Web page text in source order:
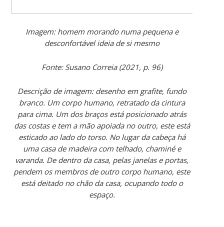
Imagem: homem morando numa pequena e
desconfortável ideia de si mesmo
Fonte: Susano Correia (2021, p. 96)
Descrição de imagem: desenho em grafite, fundo
branco. Um corpo humano, retratado da cintura
para cima. Um dos braços está posicionado atrás
das costas e tem a mão apoiada no outro, este está
esticado ao lado do torso. No lugar da cabeça há
uma casa de madeira com telhado, chaminé e
varanda. De dentro da casa, pelas janelas e portas,
pendem os membros de outro corpo humano, este
está deitado no chão da casa, ocupando todo o
espaço.